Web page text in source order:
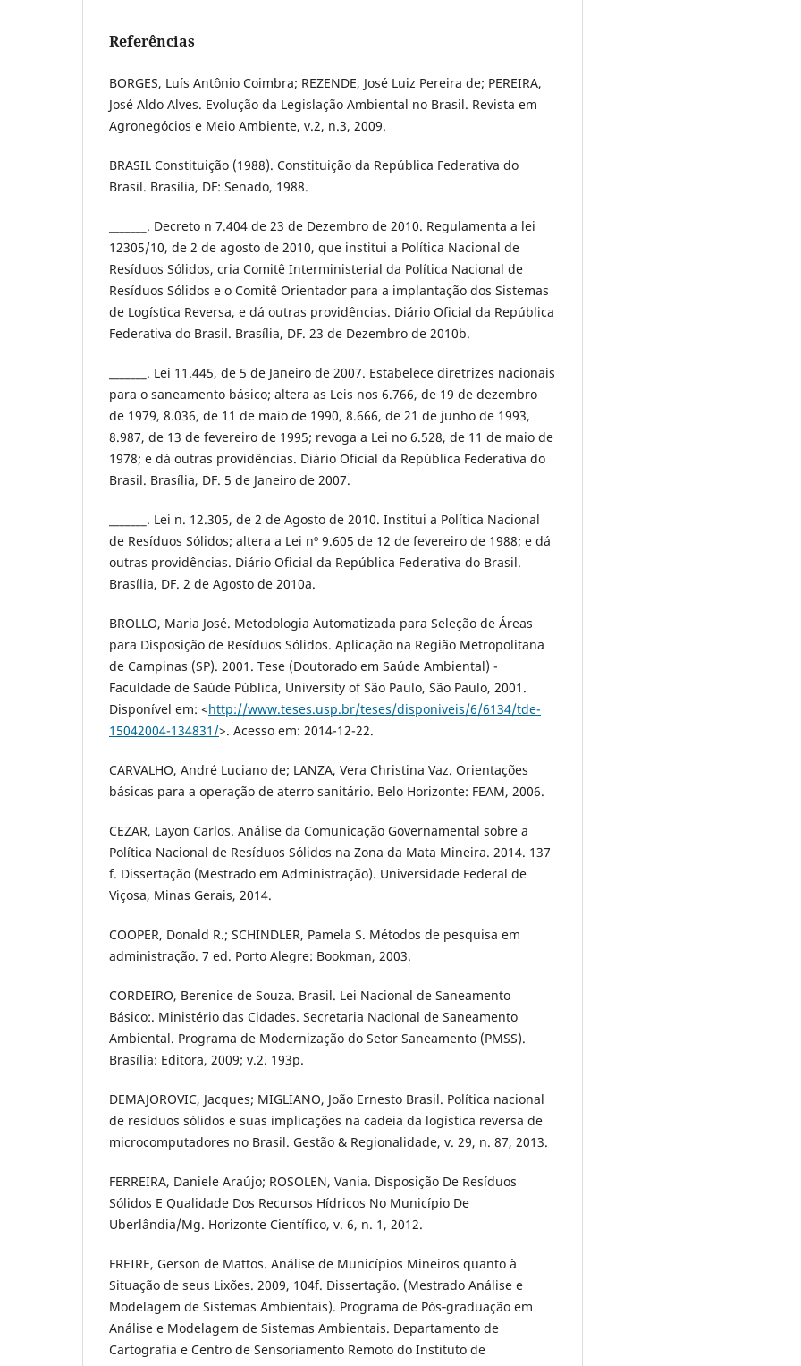
Referências
BORGES, Luís Antônio Coimbra; REZENDE, José Luiz Pereira de; PEREIRA,
José Aldo Alves. Evolução da Legislação Ambiental no Brasil. Revista em
Agronegócios e Meio Ambiente, v.2, n.3, 2009.
BRASIL Constituição (1988). Constituição da República Federativa do
Brasil. Brasília, DF: Senado, 1988.
_______. Decreto n 7.404 de 23 de Dezembro de 2010. Regulamenta a lei
12305/10, de 2 de agosto de 2010, que institui a Política Nacional de
Resíduos Sólidos, cria Comitê Interministerial da Política Nacional de
Resíduos Sólidos e o Comitê Orientador para a implantação dos Sistemas
de Logística Reversa, e dá outras providências. Diário Oficial da República
Federativa do Brasil. Brasília, DF. 23 de Dezembro de 2010b.
_______. Lei 11.445, de 5 de Janeiro de 2007. Estabelece diretrizes nacionais
para o saneamento básico; altera as Leis nos 6.766, de 19 de dezembro
de 1979, 8.036, de 11 de maio de 1990, 8.666, de 21 de junho de 1993,
8.987, de 13 de fevereiro de 1995; revoga a Lei no 6.528, de 11 de maio de
1978; e dá outras providências. Diário Oficial da República Federativa do
Brasil. Brasília, DF. 5 de Janeiro de 2007.
_______. Lei n. 12.305, de 2 de Agosto de 2010. Institui a Política Nacional
de Resíduos Sólidos; altera a Lei nº 9.605 de 12 de fevereiro de 1988; e dá
outras providências. Diário Oficial da República Federativa do Brasil.
Brasília, DF. 2 de Agosto de 2010a.
BROLLO, Maria José. Metodologia Automatizada para Seleção de Áreas
para Disposição de Resíduos Sólidos. Aplicação na Região Metropolitana
de Campinas (SP). 2001. Tese (Doutorado em Saúde Ambiental) -
Faculdade de Saúde Pública, University of São Paulo, São Paulo, 2001.
Disponível em: <http://www.teses.usp.br/teses/disponiveis/6/6134/tde-
15042004-134831/>. Acesso em: 2014-12-22.
CARVALHO, André Luciano de; LANZA, Vera Christina Vaz. Orientações
básicas para a operação de aterro sanitário. Belo Horizonte: FEAM, 2006.
CEZAR, Layon Carlos. Análise da Comunicação Governamental sobre a
Política Nacional de Resíduos Sólidos na Zona da Mata Mineira. 2014. 137
f. Dissertação (Mestrado em Administração). Universidade Federal de
Viçosa, Minas Gerais, 2014.
COOPER, Donald R.; SCHINDLER, Pamela S. Métodos de pesquisa em
administração. 7 ed. Porto Alegre: Bookman, 2003.
CORDEIRO, Berenice de Souza. Brasil. Lei Nacional de Saneamento
Básico:. Ministério das Cidades. Secretaria Nacional de Saneamento
Ambiental. Programa de Modernização do Setor Saneamento (PMSS).
Brasília: Editora, 2009; v.2. 193p.
DEMAJOROVIC, Jacques; MIGLIANO, João Ernesto Brasil. Política nacional
de resíduos sólidos e suas implicações na cadeia da logística reversa de
microcomputadores no Brasil. Gestão & Regionalidade, v. 29, n. 87, 2013.
FERREIRA, Daniele Araújo; ROSOLEN, Vania. Disposição De Resíduos
Sólidos E Qualidade Dos Recursos Hídricos No Município De
Uberlândia/Mg. Horizonte Científico, v. 6, n. 1, 2012.
FREIRE, Gerson de Mattos. Análise de Municípios Mineiros quanto à
Situação de seus Lixões. 2009, 104f. Dissertação. (Mestrado Análise e
Modelagem de Sistemas Ambientais). Programa de Pós‐graduação em
Análise e Modelagem de Sistemas Ambientais. Departamento de
Cartografia e Centro de Sensoriamento Remoto do Instituto de